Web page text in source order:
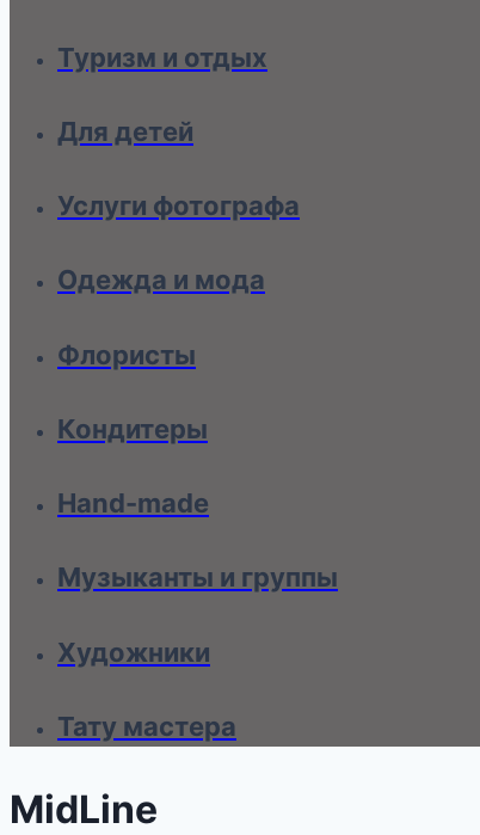
Туризм и отдых
Для детей
Услуги фотографа
Одежда и мода
Флористы
Кондитеры
Hand-made
Музыканты и группы
Художники
Тату мастера
MidLine